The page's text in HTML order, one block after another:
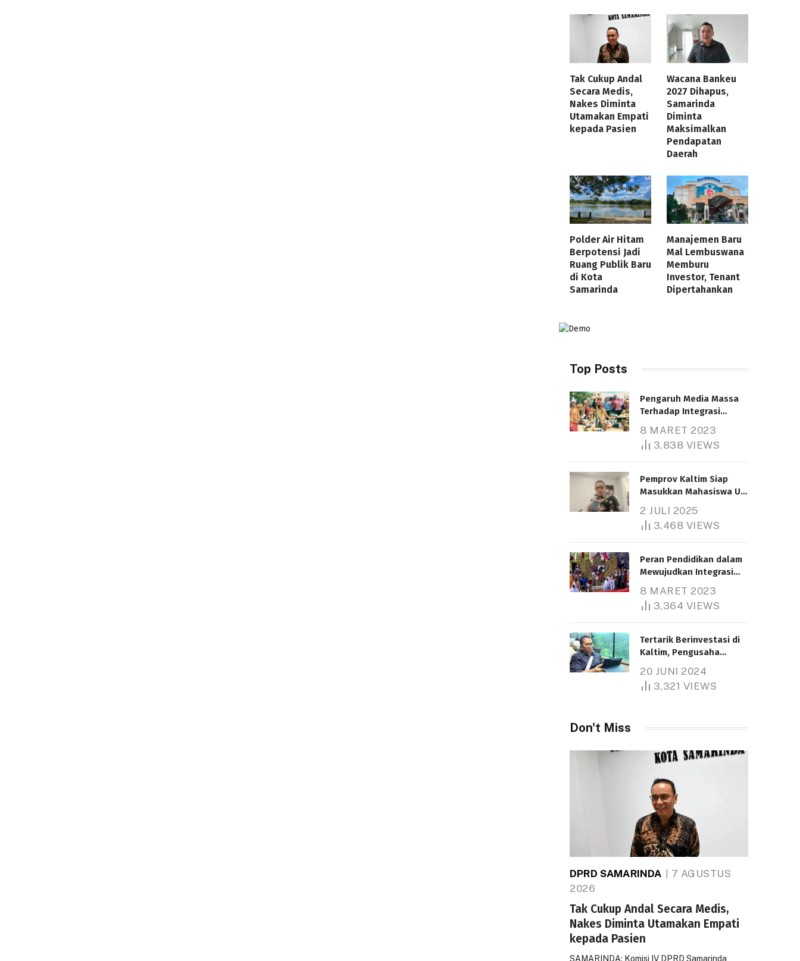
Tak Cukup Andal
Secara Medis,
Nakes Diminta
Utamakan Empati
kepada Pasien
Wacana Bankeu
2027 Dihapus,
Samarinda
Diminta
Maksimalkan
Pendapatan
Daerah
Polder Air Hitam
Berpotensi Jadi
Ruang Publik Baru
di Kota
Samarinda
Manajemen Baru
Mal Lembuswana
Memburu
Investor, Tenant
Dipertahankan
Top Posts
Pengaruh Media Massa
Terhadap Integrasi
8 MARET 2023
3,838 VIEWS
Pemprov Kaltim Siap
Masukkan Mahasiswa UT
Bantuan Pendidikan
Gratispol
2 JULI 2025
3,468 VIEWS
Peran Pendidikan dalam
Mewujudkan Integrasi
8 MARET 2023
3,364 VIEWS
Tertarik Berinvestasi di
Kaltim, Pengusaha
1.000 Hektare
20 JUNI 2024
3,321 VIEWS
Don't Miss
DPRD SAMARINDA
7 AGUSTUS
2026
Tak Cukup Andal Secara Medis,
Nakes Diminta Utamakan Empati
kepada Pasien
SAMARINDA: Komisi IV DPRD Samarinda